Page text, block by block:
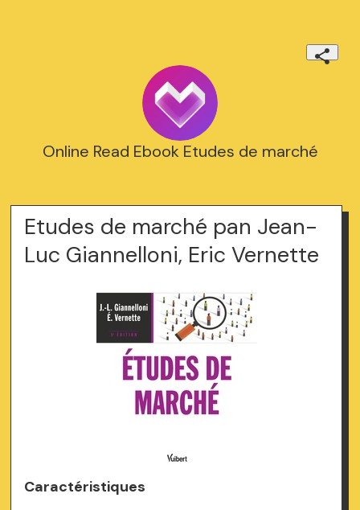
Online Read Ebook Etudes de marché
Etudes de marché pan Jean-
Luc Giannelloni, Eric Vernette
Caractéristiques